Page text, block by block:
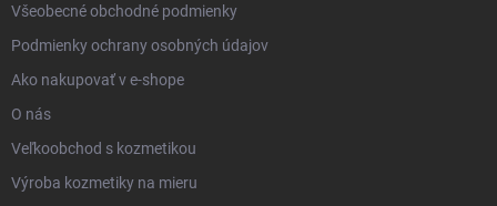
Všeobecné obchodné podmienky
Podmienky ochrany osobných údajov
Ako nakupovať v e-shope
O nás
Veľkoobchod s kozmetikou
Výroba kozmetiky na mieru